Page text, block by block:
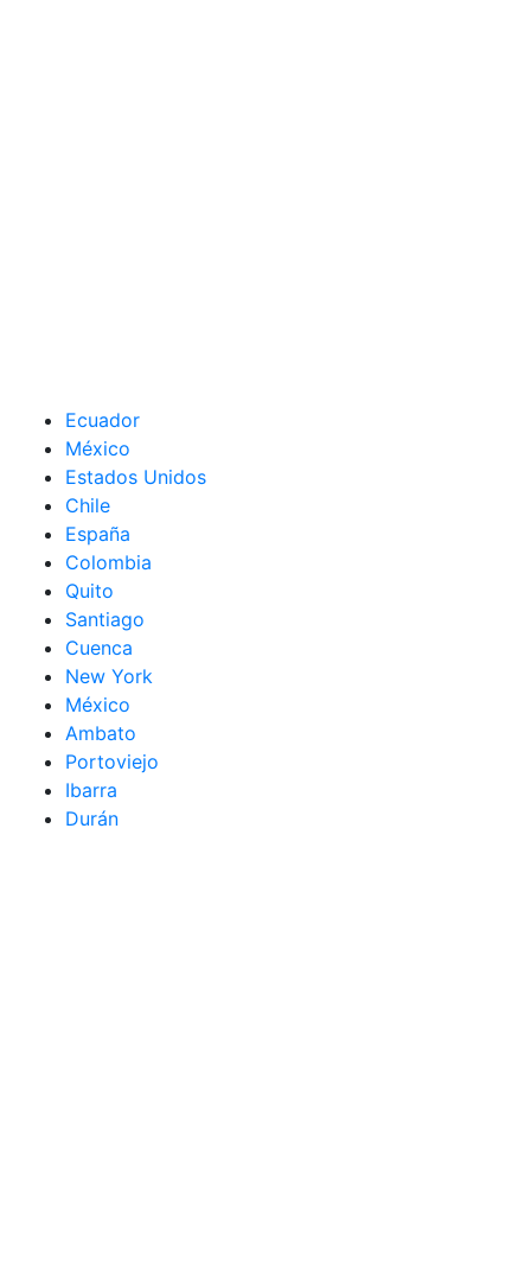
Ecuador
México
Estados Unidos
Chile
España
Colombia
Quito
Santiago
Cuenca
New York
México
Ambato
Portoviejo
Ibarra
Durán